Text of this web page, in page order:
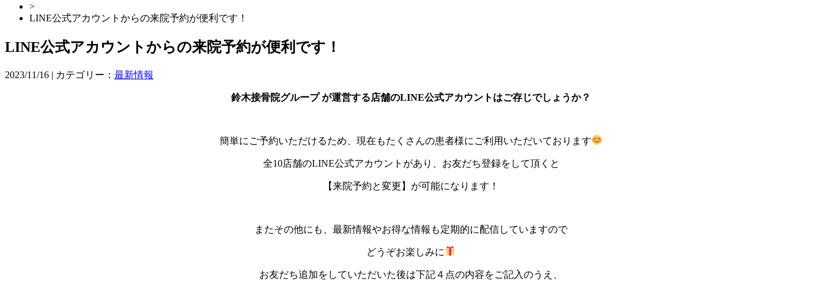
>
LINE公式アカウントからの来院予約が便利です！
LINE公式アカウントからの来院予約が便利です！
2023/11/16 | カテゴリー： 最新情報
鈴木接骨院グループ が運営する店舗のLINE公式アカウントはご存じでしょうか？
簡単にご予約いただけるため、現在もたくさんの患者様にご利用いただいております
全10店舗のLINE公式アカウントがあり、お友だち登録をして頂くと
【来院予約と変更】が可能になります！
またその他にも、最新情報やお得な情報も定期的に配信していますので
どうぞお楽しみに
お友だち追加をしていただいた後は下記４点の内容をご記入のうえ、